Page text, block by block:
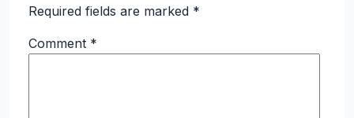
Required fields are marked *
Comment *